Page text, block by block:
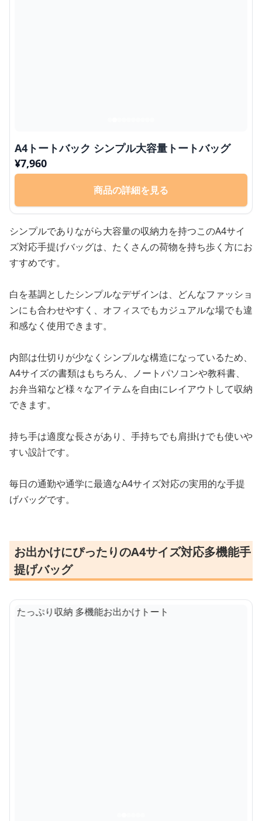
A4トートバック シンプル大容量トートバッグ
¥7,960
商品の詳細を見る
シンプルでありながら大容量の収納力を持つこのA4サイ
ズ対応手提げバッグは、たくさんの荷物を持ち歩く方にお
すすめです。
白を基調としたシンプルなデザインは、どんなファッショ
ンにも合わせやすく、オフィスでもカジュアルな場でも違
和感なく使用できます。
内部は仕切りが少なくシンプルな構造になっているため、
A4サイズの書類はもちろん、ノートパソコンや教科書、
お弁当箱など様々なアイテムを自由にレイアウトして収納
できます。
持ち手は適度な長さがあり、手持ちでも肩掛けでも使いや
すい設計です。
毎日の通勤や通学に最適なA4サイズ対応の実用的な手提
げバッグです。
お出かけにぴったりのA4サイズ対応多機能手
提げバッグ